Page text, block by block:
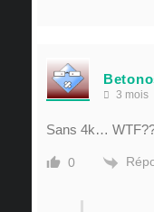
3 mois
Sans 4k…
0